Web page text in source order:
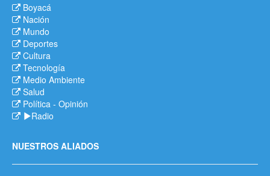
Boyacá
Nación
Mundo
Deportes
Cultura
Tecnología
Medio Ambiente
Salud
Política - Opinión
Radio
NUESTROS ALIADOS